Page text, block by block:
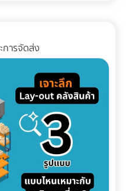
ย่าง HACCP, GMP หรือ
เครื่องจักร และผู้ให้บริการ
สาหกรรม ที่ At-Once
ภทจนสินค้าเสียหายระหว่าง
ปลี่ยน) บทความนี้จะพาคุณ
เพื่อให้คุณจับคู่สินค้ากับ
ะตอบโจทย์ธุรกิจมากที่สุด
ะเภทรถขนส่ง"? การตัดสินใจ
(Profit Margin) ของบริษัท
กฎหมายและลักษณะทาง
รรทุก: รถแต่ละคันถูกจำกัด
น บริษัทของคุณอาจโดนค่า
เรื่องเวลาและเส้นทาง: รถ
จะติดช่วงเวลาห้ามวิ่งใน
การจัดส่ง